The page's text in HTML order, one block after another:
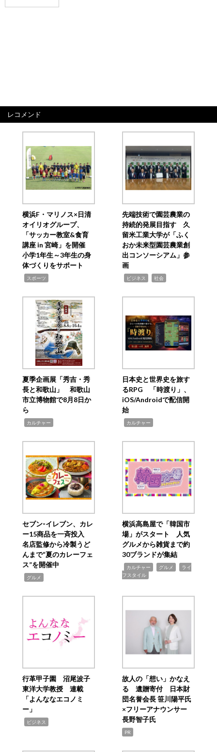
レコメンド
横浜F・マリノス×日清
オイリオグループ、
「サッカー教室&食育
講座 in 宮崎」を開催
小学1年生～3年生の身
体づくりをサポート
スポーツ
先端技術で園芸農業の
持続的発展目指す 久
留米工業大学が「ふく
おか未来型園芸農業創
出コンソーシアム」参
画
ビジネス 社会
夏季企画展「秀吉・秀
長と和歌山」 和歌山
市立博物館で8月8日か
ら
カルチャー
日本史と世界史を旅す
るRPG 「時渡り」、
iOS/Androidで配信開
始
カルチャー
セブン‐イレブン、カレ
ー15商品を一斉投入
名店監修から冷製うど
んまで“夏のカレーフェ
ス”を開催中
グルメ
横浜高島屋で「韓国市
場」がスタート 人気
グルメから雑貨まで約
30ブランドが集結
カルチャー グルメ
ライ
フスタイル
行革甲子園 沼尾波子
東洋大学教授 連載
「よんななエコノミ
ー」
ビジネス
故人の「想い」かなえ
る 遺贈寄付 日本財
団名誉会長 笹川陽平氏
×フリーアナウンサー
長野智子氏
PR